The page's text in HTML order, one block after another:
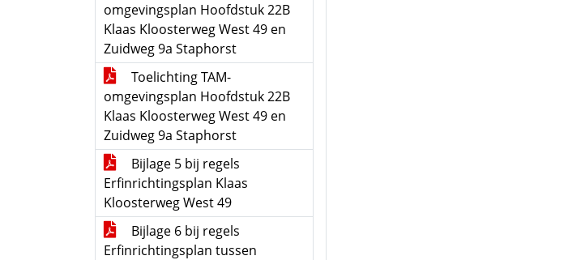
omgevingsplan Hoofdstuk 22B
Klaas Kloosterweg West 49 en
Zuidweg 9a Staphorst
Toelichting TAM-
omgevingsplan Hoofdstuk 22B
Klaas Kloosterweg West 49 en
Zuidweg 9a Staphorst
Bijlage 5 bij regels
Erfinrichtingsplan Klaas
Kloosterweg West 49
Bijlage 6 bij regels
Erfinrichtingsplan tussen